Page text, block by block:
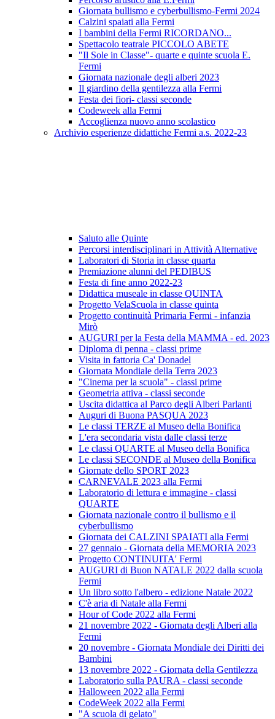
Giornata bullismo e cyberbullismo-Fermi 2024
Calzini spaiati alla Fermi
I bambini della Fermi RICORDANO...
Spettacolo teatrale PICCOLO ABETE
"Il Sole in Classe"- quarte e quinte scuola E.
Fermi
Giornata nazionale degli alberi 2023
Il giardino della gentilezza alla Fermi
Festa dei fiori- classi seconde
Codeweek alla Fermi
Accoglienza nuovo anno scolastico
Archivio esperienze didattiche Fermi a.s. 2022-23
Saluto alle Quinte
Percorsi interdisciplinari in Attività Alternative
Laboratori di Storia in classe quarta
Premiazione alunni del PEDIBUS
Festa di fine anno 2022-23
Didattica museale in classe QUINTA
Progetto VelaScuola in classe quinta
Progetto continuità Primaria Fermi - infanzia
Mirò
AUGURI per la Festa della MAMMA - ed. 2023
Diploma di penna - classi prime
Visita in fattoria Ca' Donadel
Giornata Mondiale della Terra 2023
"Cinema per la scuola" - classi prime
Geometria attiva - classi seconde
Uscita didattica al Parco degli Alberi Parlanti
Auguri di Buona PASQUA 2023
Le classi TERZE al Museo della Bonifica
L'era secondaria vista dalle classi terze
Le classi QUARTE al Museo della Bonifica
Le classi SECONDE al Museo della Bonifica
Giornate dello SPORT 2023
CARNEVALE 2023 alla Fermi
Laboratorio di lettura e immagine - classi
QUARTE
Giornata nazionale contro il bullismo e il
cyberbullismo
Giornata dei CALZINI SPAIATI alla Fermi
27 gennaio - Giornata della MEMORIA 2023
Progetto CONTINUITA' Fermi
AUGURI di Buon NATALE 2022 dalla scuola
Fermi
Un libro sotto l'albero - edizione Natale 2022
C'è aria di Natale alla Fermi
Hour of Code 2022 alla Fermi
21 novembre 2022 - Giornata degli Alberi alla
Fermi
20 novembre - Giornata Mondiale dei Diritti dei
Bambini
13 novembre 2022 - Giornata della Gentilezza
Laboratorio sulla PAURA - classi seconde
Halloween 2022 alla Fermi
CodeWeek 2022 alla Fermi
"A scuola di gelato"